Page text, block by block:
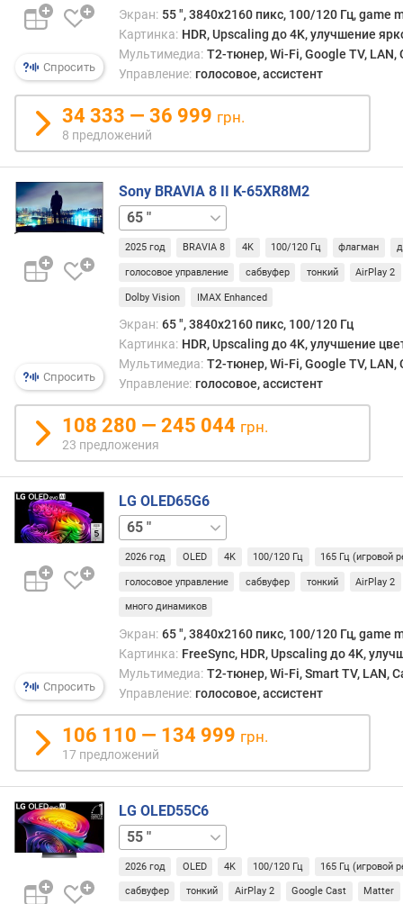
(
д
я
л
н
к
)
U
p
s
g
я
р
к
о
с
т
ь
к
д
в
е
о
т
к
л
и
к
Спросить
Экран: 55 ", 3840x2160 пикс, 100/120 Гц, game
Картинка: HDR, Upscaling до 4K, улучшение
Мультимедиа: T2-тюнер, Wi-Fi, Google TV, LAN,
Управление: голосовое, ассистент
34 333 — 36 999 грн.
8 предложений
Спросить
Sony BRAVIA 8 II K-65XR8M2
55 "
2025 год BRAVIA 8 4K 100/120 Гц флагман
голосовое управление сабвуфер тонкий AirPlay 2
Dolby Vision IMAX Enhanced
Экран: 65 ", 3840x2160 пикс, 100/120 Гц
Картинка: HDR, Upscaling до 4K, улучшение
Мультимедиа: T2-тюнер, Wi-Fi, Google TV, LAN,
Управление: голосовое, ассистент
108 280 — 245 044 грн.
23 предложения
Спросить
LG OLED65G6
55 "77 "
2026 год OLED 4K 100/120 Гц 165 Гц (игровой
голосовое управление сабвуфер тонкий AirPlay 2
много динамиков
Экран: 65 ", 3840x2160 пикс, 100/120 Гц, game
Картинка: FreeSync, HDR, Upscaling до 4K,
Мультимедиа: T2-тюнер, Wi-Fi, Smart TV, LAN,
Управление: голосовое, ассистент
106 110 — 134 999 грн.
17 предложений
LG OLED55C6
42 "48 " 83 "
2026 год OLED 4K 100/120 Гц 165 Гц (игровой
сабвуфер тонкий AirPlay 2 Google Cast Matter